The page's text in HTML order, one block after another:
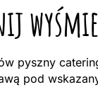
pyszny
pod